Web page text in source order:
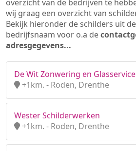
overzicht van de bedrijven te
wij graag een overzicht van
Bekijk hieronder de schilders uit
bedrijfsnaam voor o.a de
adresgegevens...
De Wit Zonwering en Glasservice
+1km. - Roden, Drenthe
Wester Schilderwerken
+1km. - Roden, Drenthe